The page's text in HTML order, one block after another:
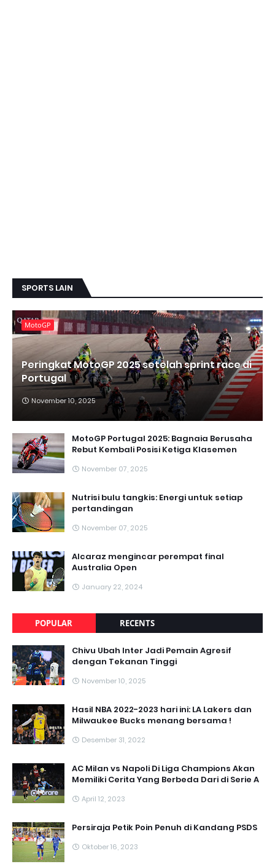
SPORTS LAIN
MotoGP
Peringkat MotoGP 2025 setelah sprint race di
Portugal
November 10, 2025
MotoGP Portugal 2025: Bagnaia Berusaha
Rebut Kembali Posisi Ketiga Klasemen
November 07, 2025
Nutrisi bulu tangkis: Energi untuk setiap
pertandingan
November 07, 2025
Alcaraz mengincar perempat final
Australia Open
January 22, 2024
POPULAR RECENTS
Chivu Ubah Inter Jadi Pemain Agresif
dengan Tekanan Tinggi
November 10, 2025
Hasil NBA 2022-2023 hari ini: LA Lakers dan
Milwaukee Bucks menang bersama !
Desember 31, 2022
AC Milan vs Napoli Di Liga Champions Akan
Memiliki Cerita Yang Berbeda Dari di Serie A
April 12, 2023
Persiraja Petik Poin Penuh di Kandang PSDS
Oktober 16, 2023